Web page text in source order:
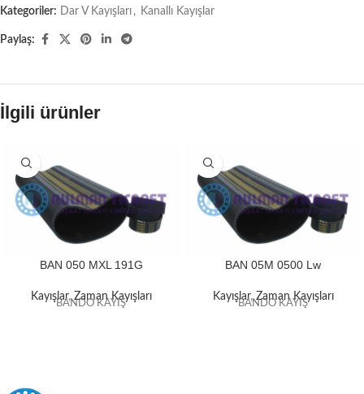
Kategoriler:
Dar V Kayışları , Kanallı Kayışlar
Paylaş:
İlgili ürünler
BAN 050 MXL 191G
Kayışlar,Zaman Kayışları
BANDO KAYIŞ
BAN 05M 0500 Lw
Kayışlar,Zaman Kayışları
BANDO KAYIŞ